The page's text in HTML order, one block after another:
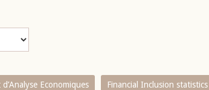
Economiques Financial Inclusion